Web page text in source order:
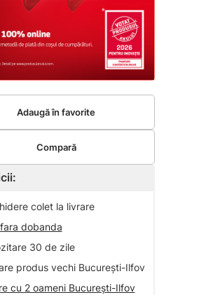
colet la livrare
dobanda
30 de zile
produs vechi București-Ilfov
cu 2 oameni București-Ilfov
Adaugă în favorite
Compară